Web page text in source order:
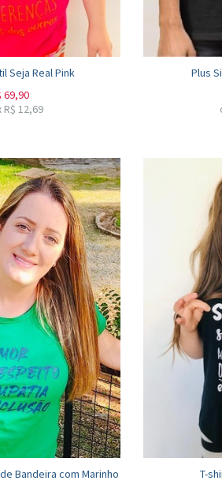
Seja Real Pink
69,90
R$12,69
Plus
Bandeira com Marinho
T-